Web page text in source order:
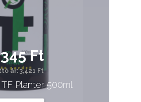
Ft
ár: 3,421 Ft
Planter 500ml